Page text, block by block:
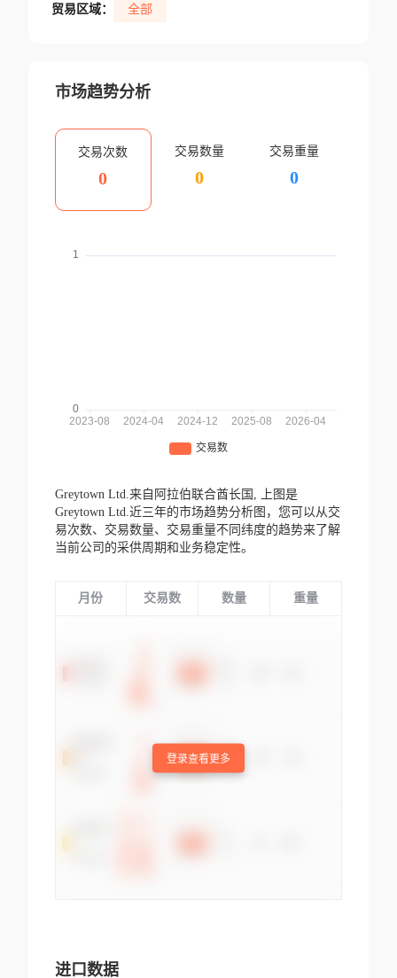
贸易区域： 全部
市场趋势分析
交易次数
0
交易数量
0
交易重量
0
Greytown Ltd.来自阿拉伯联合酋长国,
上图是
Greytown Ltd.近三年的市场趋势分析图，您可以从交
易次数、交易数量、交易重量不同纬度的趋势来了解
当前公司的采供周期和业务稳定性。
月份 交易数 数量 重量
登录查看更多
进口数据